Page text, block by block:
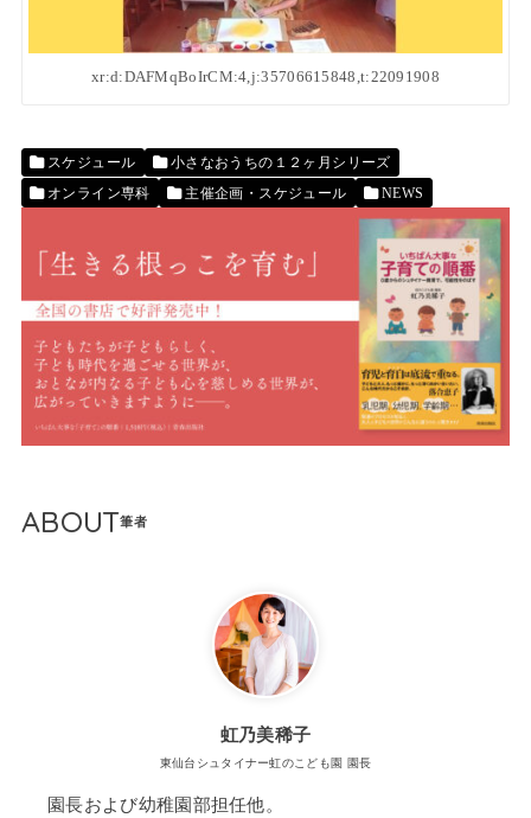
xr:d:DAFMqBoIrCM:4,j:35706615848,t:22091908
スケジュール
小さなおうちの１２ヶ月シリーズ
オンライン専科
主催企画・スケジュール NEWS
ABOUT
虹乃美稀子
東仙台シュタイナー虹のこども園 園長
園長および幼稚園部担任他。